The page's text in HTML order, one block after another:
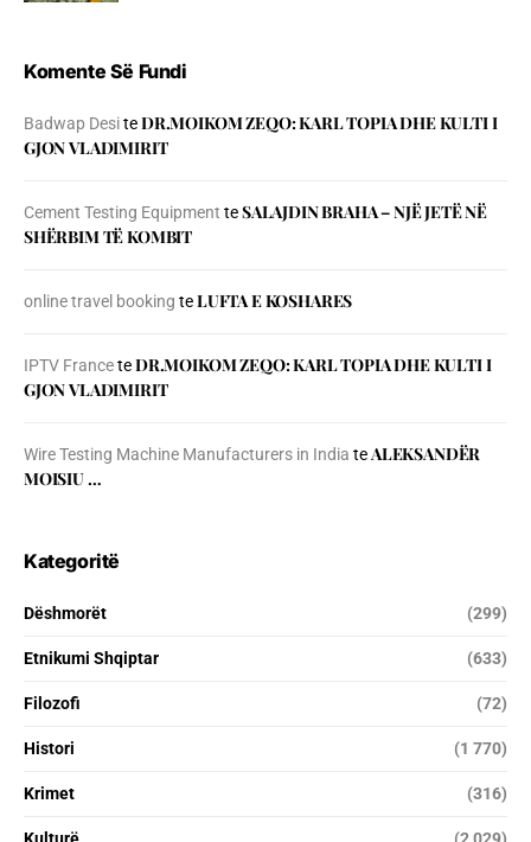
Komente Së Fundi
Badwap DesiteDR.MOIKOM ZEQO: KARL TOPIA DHE KULTI I
GJON VLADIMIRIT
Cement Testing Equipment teSALAJDIN BRAHA – NJЁ JETЁ NЁ
SHЁRBIM TЁ KOMBIT
online travel booking teLUFTA E KOSHARES
IPTV FranceteDR.MOIKOM ZEQO: KARL TOPIA DHE KULTI I
GJON VLADIMIRIT
Wire Testing Machine Manufacturers in India teALEKSANDËR
MOISIU …
Kategoritë
Dëshmorët (299)
Etnikumi Shqiptar (633)
Filozofi (72)
Histori (1 770)
Krimet (316)